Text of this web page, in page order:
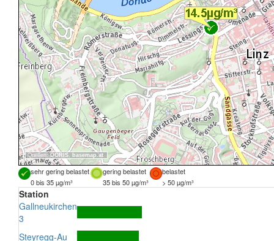
Quellen:DORIS, basemap.at
sehr gering belastet gering belastet
belastet
0 bis 35 µg/m³
35 bis 50 µg/m³ > 50 µg/m³
Station
Gallneukirchen
3
Steyregg-Au